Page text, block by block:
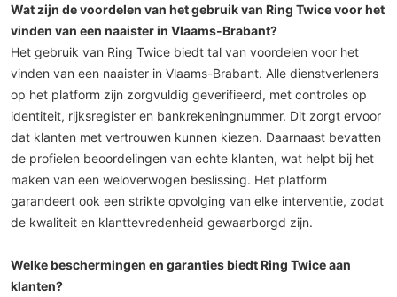
Wat zijn de voordelen van het gebruik van Ring Twice voor het
vinden van een naaister in Vlaams-Brabant?
Het gebruik van Ring Twice biedt tal van voordelen voor het
vinden van een naaister in Vlaams-Brabant. Alle dienstverleners
op het platform zijn zorgvuldig geverifieerd, met controles op
identiteit, rijksregister en bankrekeningnummer. Dit zorgt ervoor
dat klanten met vertrouwen kunnen kiezen. Daarnaast bevatten
de profielen beoordelingen van echte klanten, wat helpt bij het
maken van een weloverwogen beslissing. Het platform
garandeert ook een strikte opvolging van elke interventie, zodat
de kwaliteit en klanttevredenheid gewaarborgd zijn.
Welke beschermingen en garanties biedt Ring Twice aan
klanten?